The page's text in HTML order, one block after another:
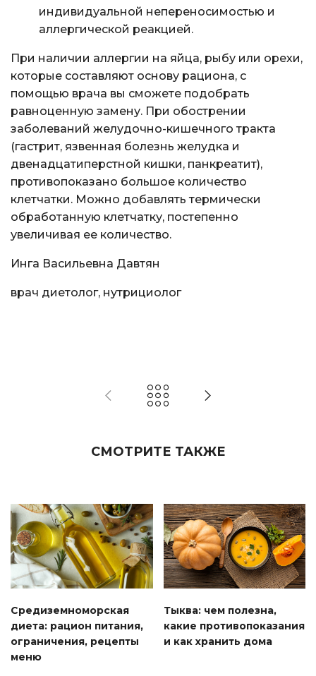
индивидуальной непереносимостью и
аллергической реакцией.
При наличии аллергии на яйца, рыбу или орехи,
которые составляют основу рациона, с
помощью врача вы сможете подобрать
равноценную замену. При обострении
заболеваний желудочно-кишечного тракта
(гастрит, язвенная болезнь желудка и
двенадцатиперстной кишки, панкреатит),
противопоказано большое количество
клетчатки. Можно добавлять термически
обработанную клетчатку, постепенно
увеличивая ее количество.
Инга Васильевна Давтян
врач диетолог, нутрициолог
СМОТРИТЕ ТАКЖЕ
Средиземноморская
диета: рацион питания,
ограничения, рецепты
меню
Тыква: чем полезна,
какие противопоказания
и как хранить дома